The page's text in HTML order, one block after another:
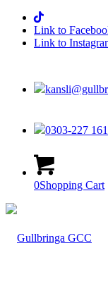
Link to
Link to
0303-227 161
0Shopping Cart